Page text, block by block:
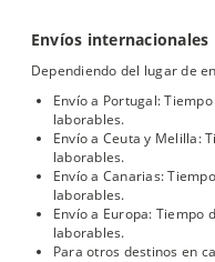
Envíos internacionales
Dependiendo del lugar de
Envío a Portugal:
laborables.
Envío a Ceuta y Melilla:
laborables.
Envío a Canarias:
laborables.
Envío a Europa: Tiempo
laborables.
Para otros destinos en